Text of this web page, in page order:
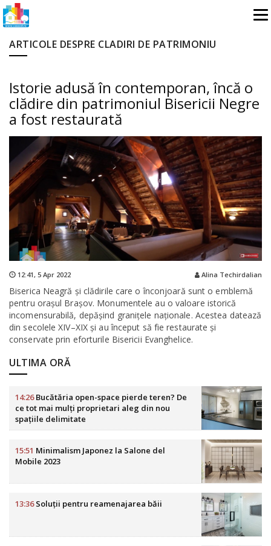
ARTICOLE DESPRE CLADIRI DE PATRIMONIU
Istorie adusă în contemporan, încă o
clădire din patrimoniul Bisericii Negre
a fost restaurată
12:41, 5 Apr 2022 Alina Techirdalian
Biserica Neagră și clădirile care o înconjoară sunt o emblemă
pentru orașul Brașov. Monumentele au o valoare istorică
incomensurabilă, depășind granițele naționale. Acestea datează
din secolele XIV–XIX și au început să fie restaurate și
conservate prin eforturile Bisericii Evanghelice.
ULTIMA ORĂ
14:26Bucătăria open-space pierde teren? De
ce tot mai mulți proprietari aleg din nou
spațiile delimitate
15:51 Minimalism Japonez la Salone del
Mobile 2023
13:36Soluții pentru reamenajarea băii